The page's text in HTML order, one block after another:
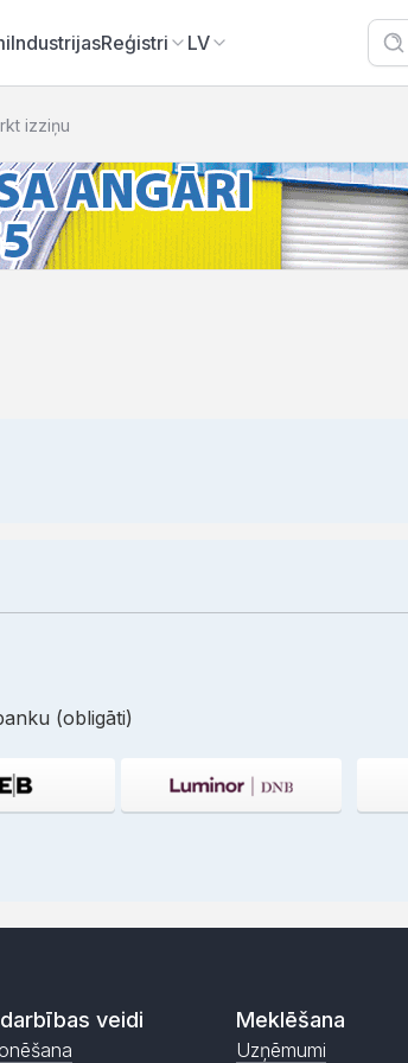
IndustrijasReģistri LV
izziņu
(obligāti)
veidi Meklēšana
Uzņēmumi